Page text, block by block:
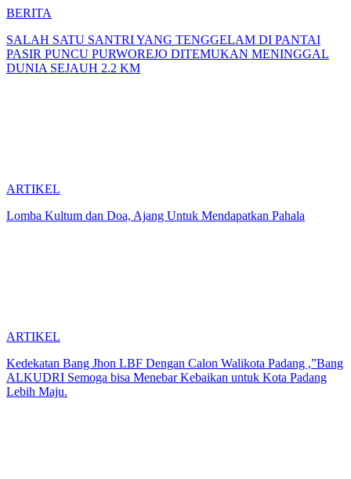
BERITA
SALAH SATU SANTRI YANG TENGGELAM DI PANTAI
PASIR PUNCU PURWOREJO DITEMUKAN MENINGGAL
DUNIA SEJAUH 2.2 KM
ARTIKEL
Lomba Kultum dan Doa, Ajang Untuk Mendapatkan Pahala
ARTIKEL
Kedekatan Bang Jhon LBF Dengan Calon Walikota Padang ,”Bang
ALKUDRI Semoga bisa Menebar Kebaikan untuk Kota Padang
Lebih Maju.